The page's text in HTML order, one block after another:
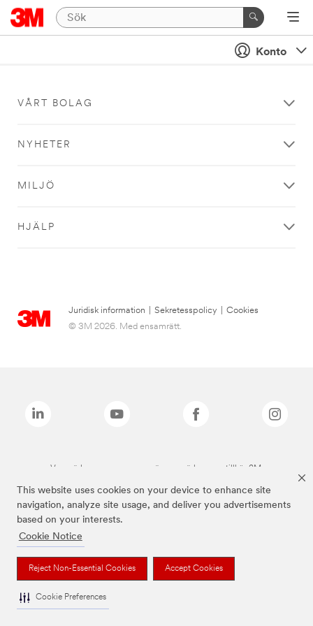
This website uses cookies on your device to enhance site
navigation, analyze site usage, and deliver you advertisements
based on your interests.
Cookie Notice
Reject Non-Essential Cookies Accept Cookies
Cookie Preferences
Konto
VÅRT BOLAG
NYHETER
MILJÖ
HJÄLP
Juridisk information Sekretesspolicy
Cookies
© 3M 2026. Med ensamrätt.
Varumärken som anges ovan är varumärken som tillhör 3M.